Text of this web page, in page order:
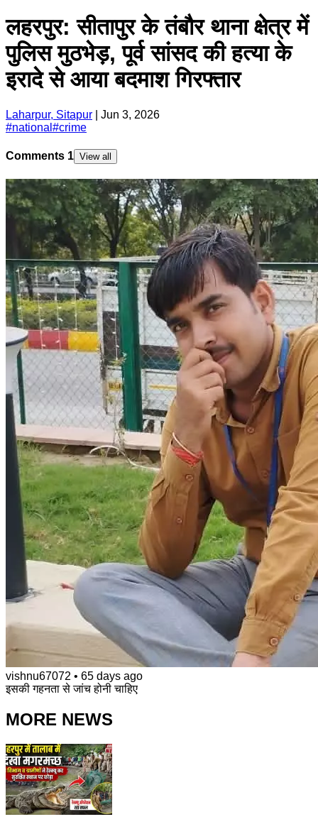
लहरपुर: सीतापुर के तंबौर थाना क्षेत्र में
पुलिस मुठभेड़, पूर्व सांसद की हत्या के
इरादे से आया बदमाश गिरफ्तार
Laharpur, Sitapur
Jun 3, 2026
#national #crime
Comments 1 View all
vishnu67072 • 65 days ago
इसकी गहनता से जांच होनी चाहिए
MORE NEWS